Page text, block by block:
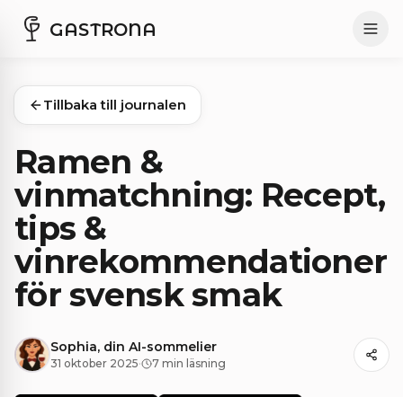
GASTRONA
Tillbaka till journalen
Ramen &
vinmatchning: Recept,
tips &
vinrekommendationer
för svensk smak
Sophia, din AI-sommelier
31 oktober 2025· 7 min läsning